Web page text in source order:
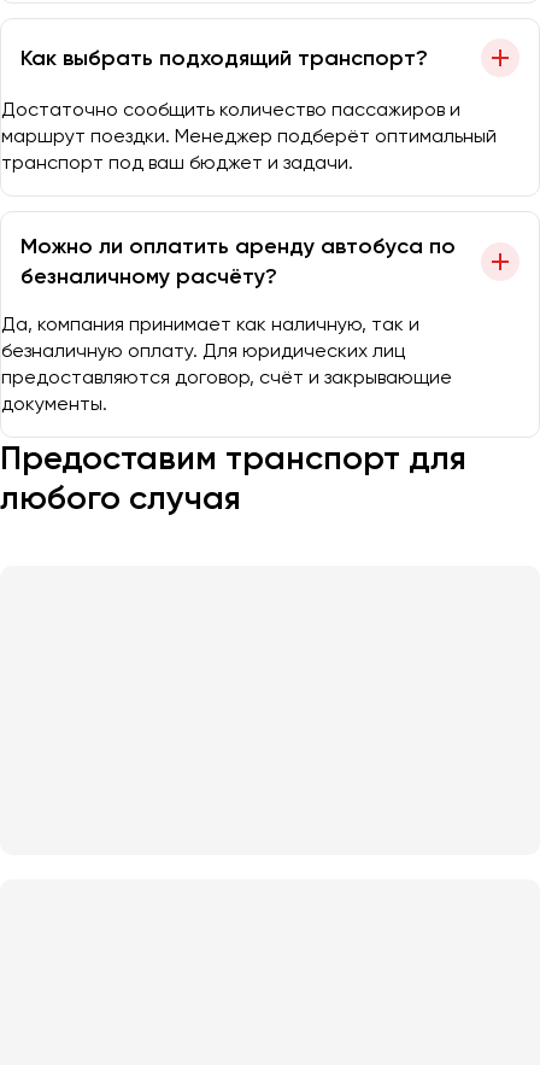
Как выбрать подходящий транспорт?
Достаточно сообщить количество пассажиров и
маршрут поездки. Менеджер подберёт оптимальный
транспорт под ваш бюджет и задачи.
Можно ли оплатить аренду автобуса по
безналичному расчёту?
Да, компания принимает как наличную, так и
безналичную оплату. Для юридических лиц
предоставляются договор, счёт и закрывающие
документы.
Предоставим транспорт для
любого случая